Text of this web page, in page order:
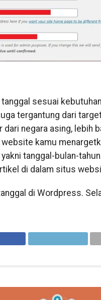
sesuai
tergantung dari
negara asing, lebih
kamu
tanggal-bulan-
di dalam situs
di Wordpress.